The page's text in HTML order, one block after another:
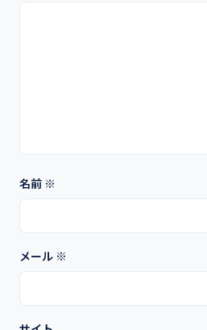
名前 ※
メール ※